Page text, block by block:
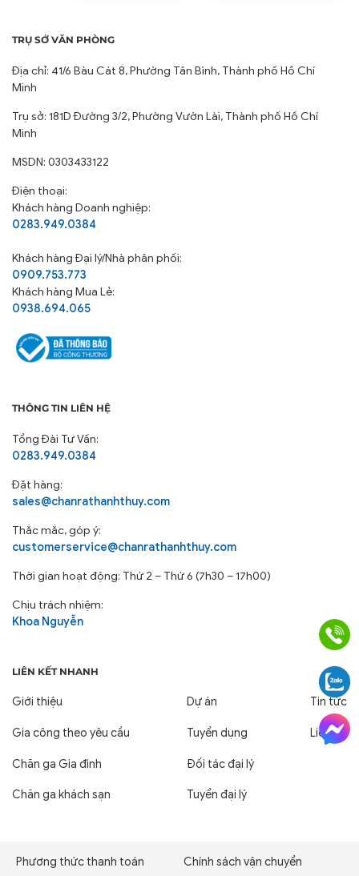
TRỤ SỞ VĂN PHÒNG
Địa chỉ: 41/6 Bàu Cát 8, Phường Tân Bình, Thành phố Hồ Chí
Minh
Trụ sở: 181D Đường 3/2, Phường Vườn Lài, Thành phố Hồ Chí
Minh
MSDN: 0303433122
Điện thoại:
Khách hàng Doanh nghiệp:
0283.949.0384
Khách hàngĐại lý/Nhà phân phối:
0909.753.773
Khách hàng Mua Lẻ:
0938.694.065
THÔNG TIN LIÊN HỆ
Tổng Đài Tư Vấn:
0283.949.0384
Đặt hàng:
sales@chanrathanhthuy.com
Thắc mắc, góp ý:
customerservice@chanrathanhthuy.com
Thời gian hoạt động: Thứ 2 – Thứ 6 (7h30 – 17h00)
Chịu trách nhiệm:
Khoa Nguyễn
LIÊN KẾT NHANH
Giới thiệu
Gia công theo yêu cầu
Chăn ga Gia đình
Chăn ga khách sạn
Dự án
Tuyển dụng
Đối tác đại lý
Tuyển đại lý
Tin tức
Liên hệ
Phương thức thanh toán Chính sách vận chuyển